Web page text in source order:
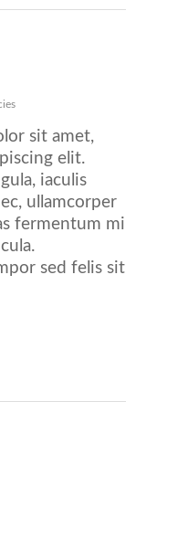
sit amet,
elit.
iaculis
ullamcorper
fermentum mi
sed felis sit